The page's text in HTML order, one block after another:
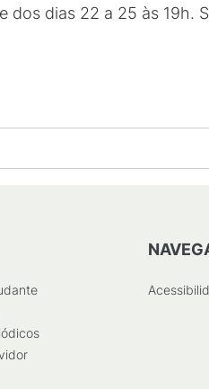
dos dias 22 a 25 às 19h.